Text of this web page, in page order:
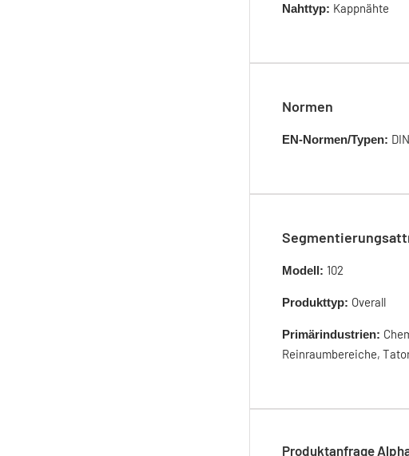
Nahttyp: Kappnähte
Normen
EN-Normen/Typen:
Modell: 102
Produkttyp: Overall
Primärindustrien:
Reinraumbereiche,
Produktanfrage